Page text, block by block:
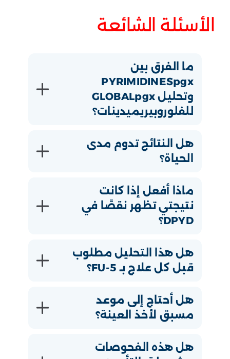
الأسئلة الشائعة
ما الفرق بين
PYRIMIDINESpgx
وتحليل GLOBALpgx
للفلوروبيريميدينات؟
هل النتائج تدوم مدى
الحياة؟
ماذا أفعل إذا كانت
نتيجتي تظهر نقصًا في
DPYD؟
هل هذا التحليل مطلوب
قبل كل علاج بـ 5-FU؟
هل أحتاج إلى موعد
مسبق لأخذ العينة؟
هل هذه الفحوصات